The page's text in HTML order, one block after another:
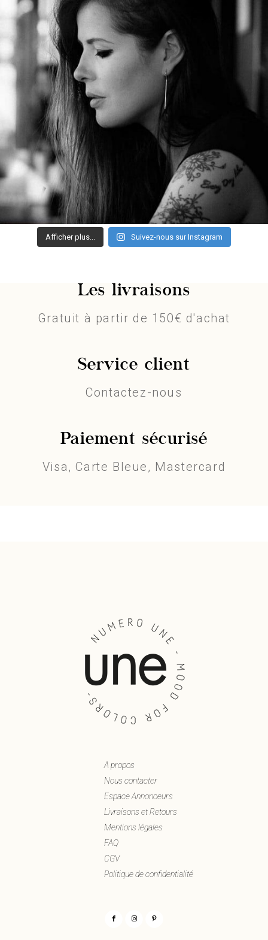
Afficher plus... Suivez-nous sur Instagram
Les livraisons
Gratuit à partir de 150€ d'achat
Service client
Contactez-nous
Paiement sécurisé
Visa, Carte Bleue, Mastercard
A propos
Nous contacter
Espace Annonceurs
Livraisons et Retours
Mentions légales
FAQ
CGV
Politique de confidentialité